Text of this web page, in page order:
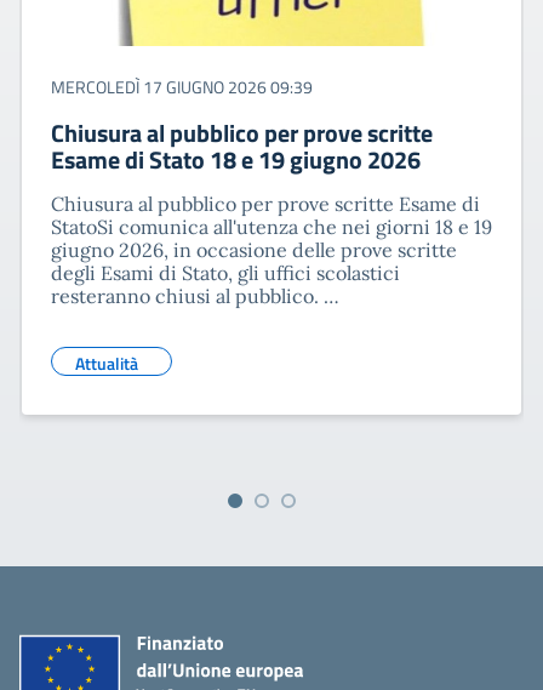
MERCOLEDÌ 17 GIUGNO 2026 09:39
Chiusura al pubblico per prove scritte
Esame di Stato 18 e 19 giugno 2026
Chiusura al pubblico per prove scritte Esame di
StatoSi comunica all'utenza che nei giorni 18 e 19
giugno 2026, in occasione delle prove scritte
degli Esami di Stato, gli uffici scolastici
resteranno chiusi al pubblico. …
Attualità